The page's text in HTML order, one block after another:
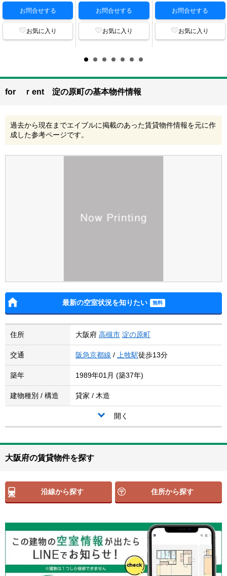
お問合せする
お気に入り
お問合せする
お気に入り
お問合せする
お気に入り
for ｒent 淀の原町の基本物件情報
過去から現在までエイブルに掲載のあった賃貸物件情報を元に作
成した参考ページです。
最新の空室状況を知りたい
住所 大阪府 高槻市 淀の原町
交通 阪急京都線 / 上牧駅徒歩13分
築年 1989年01月 (築37年)
建物種別 / 構造 貸家 / 木造
開く
大阪府の賃貸物件を探す
沿線から探す 住所から探す